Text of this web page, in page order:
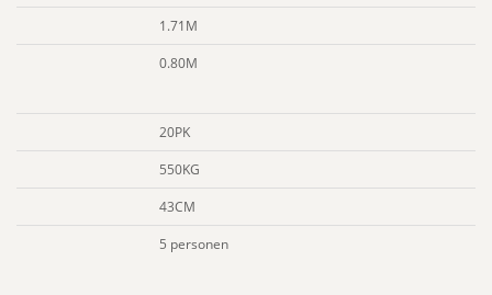
1.71M
0.80M
20PK
550KG
43CM
5 personen